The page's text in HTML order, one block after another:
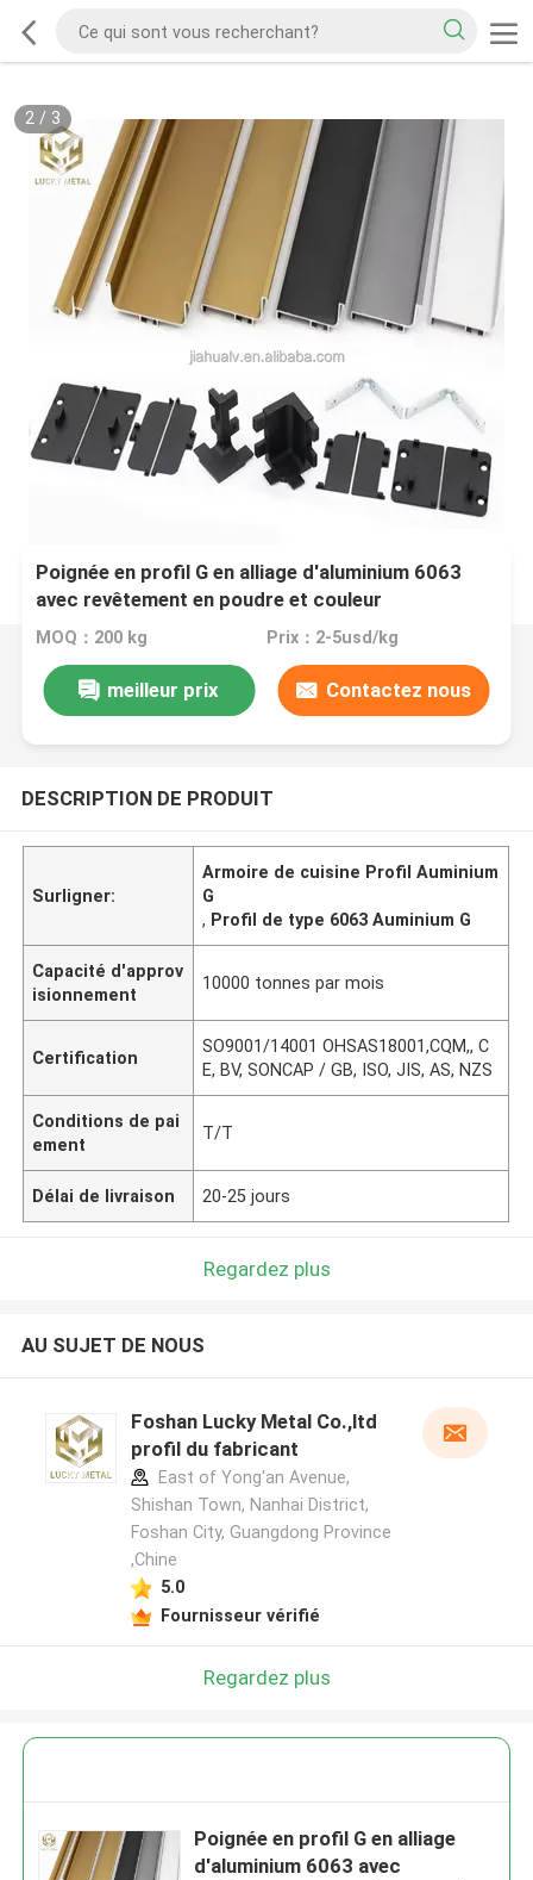
2/ 3
Poignée en profil G en alliage d'aluminium 6063
avec revêtement en poudre et couleur
personnalisée pour les meubles de cuisine
MOQ：200 kg Prix：2-5usd/kg
meilleur prix Contactez nous
DESCRIPTION DE PRODUIT
Surligner:
Armoire de cuisine Profil Auminium
G
, Profil de type 6063 Auminium G
Capacité d'approv
isionnement
10000 tonnes par mois
Certification
SO9001/14001 OHSAS18001,CQM,, C
E, BV, SONCAP / GB, ISO, JIS, AS, NZS
Conditions de pai
ement
T/T
Délai de livraison 20-25 jours
Regardez plus
AU SUJET DE NOUS
Foshan Lucky Metal Co.,ltd
profil du fabricant
East of Yong'an Avenue,
Shishan Town, Nanhai District,
Foshan City, Guangdong Province
,Chine
5.0
Fournisseur vérifié
Regardez plus
Poignée en profil G en alliage
d'aluminium 6063 avec